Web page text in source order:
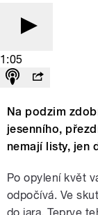
1:05
Na podzim
jesenního,
nemají listy, jen
Po opylení květ
odpočívá. Ve